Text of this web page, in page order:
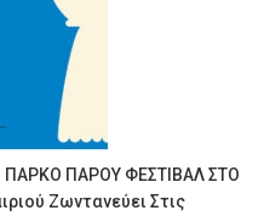
ΠΑΡΚΟ ΠΑΡΟΥ ΦΕΣΤΙΒΑΛ ΣΤΟ
Ζωντανεύει Στις